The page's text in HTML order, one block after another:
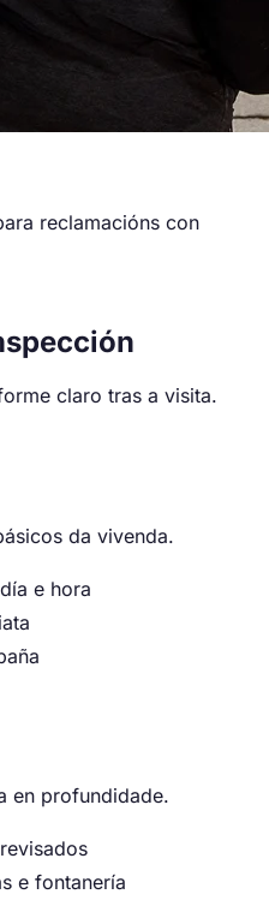
reclamacións con
claro tras a visita.
da vivenda.
e hora
en profundidade.
e fontanería